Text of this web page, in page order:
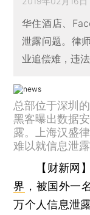
华住酒店、
泄露问题。律
业追偿难，违
总部位于深圳
黑客曝出数据
露。上海汉盛
难以就信息泄
【财新网】
界 ，被国外一
万个人信息泄